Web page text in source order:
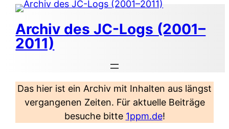
Zum
Inhalt
springen
Archiv des JC-Logs (2001–
2011)
Das hier ist ein Archiv mit Inhalten aus längst
vergangenen Zeiten. Für aktuelle Beiträge
besuche bitte 1ppm.de!